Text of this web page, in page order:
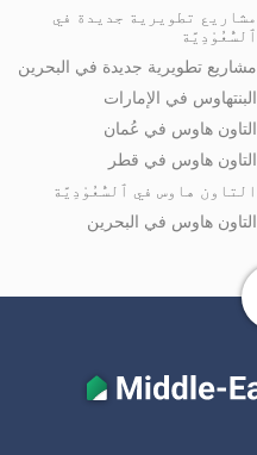
مشاريع تطويرية جديدة في
ٱلسُّعُوْدِيَّة
مشاريع تطويرية جديدة في البحرين
البنتهاوس في الإمارات
التاون هاوس في عُمان
التاون هاوس في قطر
التاون هاوس في ٱلسُّعُوْدِيَّة
التاون هاوس في البحرين